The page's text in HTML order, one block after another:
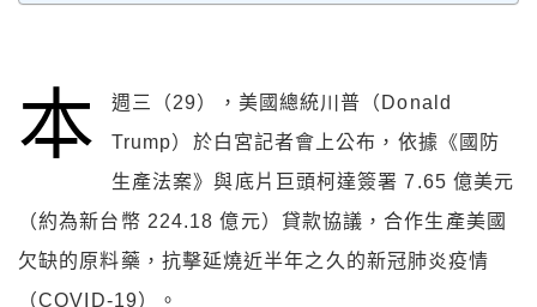
本
週三（29），美國總統川普（Donald
Trump）於白宮記者會上公布，依據《國防
生產法案》與底片巨頭柯達簽署 7.65 億美元
（約為新台幣 224.18 億元）貸款協議，合作生產美國
欠缺的原料藥，抗擊延燒近半年之久的新冠肺炎疫情
（COVID-19）。